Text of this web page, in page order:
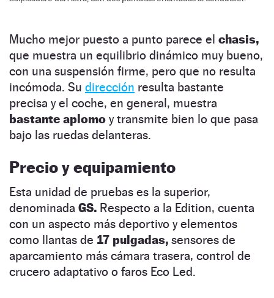
Mucho mejor puesto a punto parece el chasis,
que muestra un equilibrio dinámico muy bueno,
con una suspensión firme, pero que no resulta
incómoda. Su dirección resulta bastante
precisa y el coche, en general, muestra
bastante aplomo y transmite bien lo que pasa
bajo las ruedas delanteras.
Precio y equipamiento
Esta unidad de pruebas es la superior,
denominada GS. Respecto a la Edition, cuenta
con un aspecto más deportivo y elementos
como llantas de 17 pulgadas, sensores de
aparcamiento más cámara trasera, control de
crucero adaptativo o faros Eco Led.